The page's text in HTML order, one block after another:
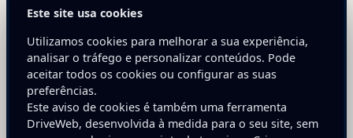
sua empresa.
E-mail
Este site usa cookies
Utilizamos cookies para melhorar a sua experiência,
analisar o tráfego e personalizar conteúdos. Pode
aceitar todos os cookies ou configurar as suas
preferências.
Este aviso de cookies é também uma ferramenta
DriveWeb, desenvolvida à medida para o seu site, sem